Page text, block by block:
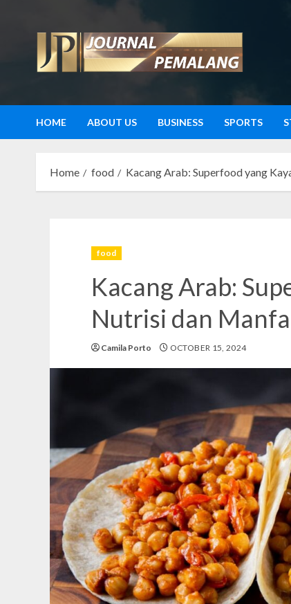
HOME ABOUT US BUSINESS SPORTS
Home food Kacang Arab: Superfood yang
food
Kacang Arab:
Nutrisi dan
Camila Porto OCTOBER 15, 2024